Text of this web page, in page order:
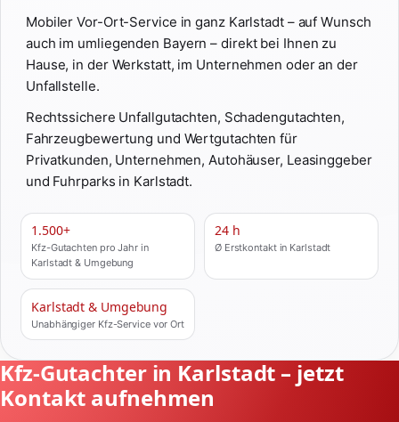
Mobiler Vor-Ort-Service in ganz Karlstadt – auf Wunsch
auch im umliegenden Bayern – direkt bei Ihnen zu
Hause, in der Werkstatt, im Unternehmen oder an der
Unfallstelle.
Rechtssichere Unfallgutachten, Schadengutachten,
Fahrzeugbewertung und Wertgutachten für
Privatkunden, Unternehmen, Autohäuser, Leasinggeber
und Fuhrparks in Karlstadt.
1.500+
Kfz-Gutachten pro Jahr in
Karlstadt & Umgebung
24 h
Ø Erstkontakt in Karlstadt
Karlstadt & Umgebung
Unabhängiger Kfz-Service vor Ort
Kfz-Gutachter in Karlstadt – jetzt
Kontakt aufnehmen